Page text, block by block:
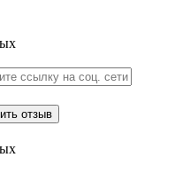
отзыв